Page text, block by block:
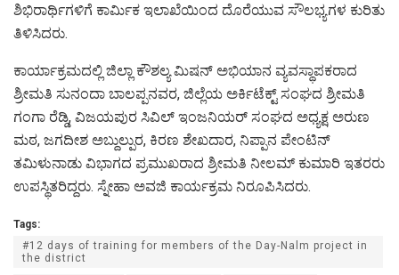
ಶಿಭಿರಾರ್ಥಿಗಳಿಗೆ ಕಾರ್ಮಿಕ ಇಲಾಖೆಯಿಂದ ದೊರೆಯುವ ಸೌಲಭ್ಯಗಳ ಕುರಿತು
ತಿಳಿಸಿದರು.
ಕಾರ್ಯಾಕ್ರಮದಲ್ಲಿ ಜಿಲ್ಲಾ ಕೌಶಲ್ಯ ಮಿಷನ್ ಅಭಿಯಾನ ವ್ಯವಸ್ಥಾಪಕರಾದ
ಶ್ರೀಮತಿ ಸುನಂದಾ ಬಾಲಪ್ಪನವರ, ಜಿಲ್ಲೆಯ ಅರ್ಕಿಟೆಕ್ಟ್ ಸಂಘದ ಶ್ರೀಮತಿ
ಗಂಗಾ ರೆಡ್ಡಿ, ವಿಜಯಪುರ ಸಿವಿಲ್ ಇಂಜನಿಯರ್ ಸಂಘದ ಅಧ್ಯಕ್ಷ ಅರುಣ
ಮಠ, ಜಗದೀಶ ಅಬ್ದುಲ್ಪುರ, ಕಿರಣ ಶೇಖದಾರ, ನಿಪ್ಪಾನ ಪೇಂಟಿನ್
ತಮಿಳುನಾಡು ವಿಭಾಗದ ಪ್ರಮುಖರಾದ ಶ್ರೀಮತಿ ನೀಲಮ್ ಕುಮಾರಿ ಇತರರು
ಉಪಸ್ಥಿತರಿದ್ದರು. ಸ್ನೇಹಾ ಅವಜಿ ಕಾರ್ಯಕ್ರಮ ನಿರೂಪಿಸಿದರು.
Tags:
#12 days of training for members of the Day-Nalm project in
the district